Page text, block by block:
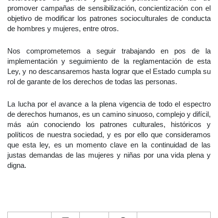
promover campañas de sensibilización, concientización con el
objetivo de modificar los patrones socioculturales de conducta
de hombres y mujeres, entre otros.
Nos comprometemos a seguir trabajando en pos de la
implementación y seguimiento de la reglamentación de esta
Ley, y no descansaremos hasta lograr que el Estado cumpla su
rol de garante de los derechos de todas las personas.
La lucha por el avance a la plena vigencia de todo el espectro
de derechos humanos, es un camino sinuoso, complejo y difícil,
más aún conociendo los patrones culturales, históricos y
políticos de nuestra sociedad, y es por ello que consideramos
que esta ley, es un momento clave en la continuidad de las
justas demandas de las mujeres y niñas por una vida plena y
digna.